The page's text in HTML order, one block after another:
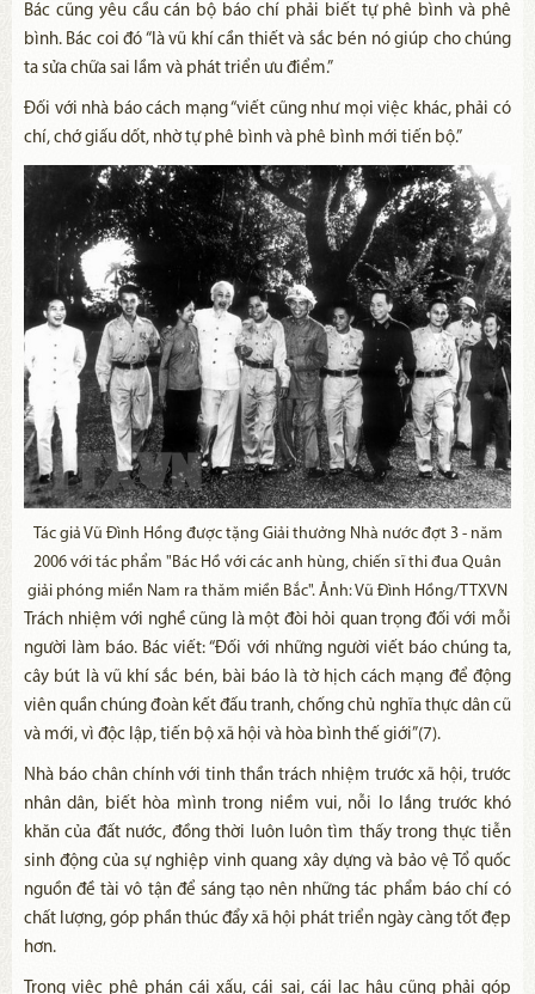
Bác cũng yêu cầu cán bộ báo chí phải biết tự phê bình và phê
bình. Bác coi đó “là vũ khí cần thiết và sắc bén nó giúp cho chúng
ta sửa chữa sai lầm và phát triển ưu điểm.”
Đối với nhà báo cách mạng “viết cũng như mọi việc khác, phải có
chí, chớ giấu dốt, nhờ tự phê bình và phê bình mới tiến bộ.”
Tác giả Vũ Đình Hồng được tặng Giải thưởng Nhà nước đợt 3 - năm
2006 với tác phẩm "Bác Hồ với các anh hùng, chiến sĩ thi đua Quân
giải phóng miền Nam ra thăm miền Bắc". Ảnh: Vũ Đình Hồng/TTXVN
Trách nhiệm với nghề cũng là một đòi hỏi quan trọng đối với mỗi
người làm báo. Bác viết: “Đối với những người viết báo chúng ta,
cây bút là vũ khí sắc bén, bài báo là tờ hịch cách mạng để động
viên quần chúng đoàn kết đấu tranh, chống chủ nghĩa thực dân cũ
và mới, vì độc lập, tiến bộ xã hội và hòa bình thế giới”(7).
Nhà báo chân chính với tinh thần trách nhiệm trước xã hội, trước
nhân dân, biết hòa mình trong niềm vui, nỗi lo lắng trước khó
khăn của đất nước, đồng thời luôn luôn tìm thấy trong thực tiễn
sinh động của sự nghiệp vinh quang xây dựng và bảo vệ Tổ quốc
nguồn đề tài vô tận để sáng tạo nên những tác phẩm báo chí có
chất lượng, góp phần thúc đẩy xã hội phát triển ngày càng tốt đẹp
hơn.
Trong việc phê phán cái xấu, cái sai, cái lạc hậu cũng phải góp